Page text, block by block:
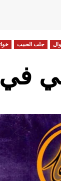
جلب الحبيب